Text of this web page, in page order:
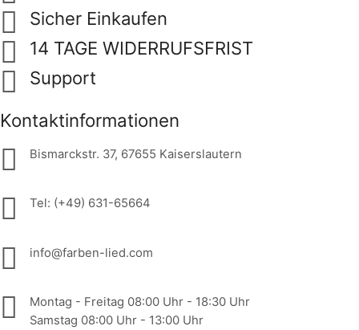
Sicher Einkaufen
14 TAGE WIDERRUFSFRIST
Support
Kontaktinformationen
Bismarckstr. 37, 67655 Kaiserslautern
Tel: (+49) 631-65664
info@farben-lied.com
Montag - Freitag 08:00 Uhr - 18:30 Uhr
Samstag 08:00 Uhr - 13:00 Uhr